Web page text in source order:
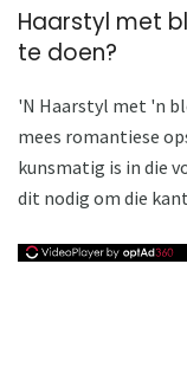
Haarstyl met
te doen?
'N Haarstyl met 'n
mees romantiese
kunsmatig is in die
dit nodig om die